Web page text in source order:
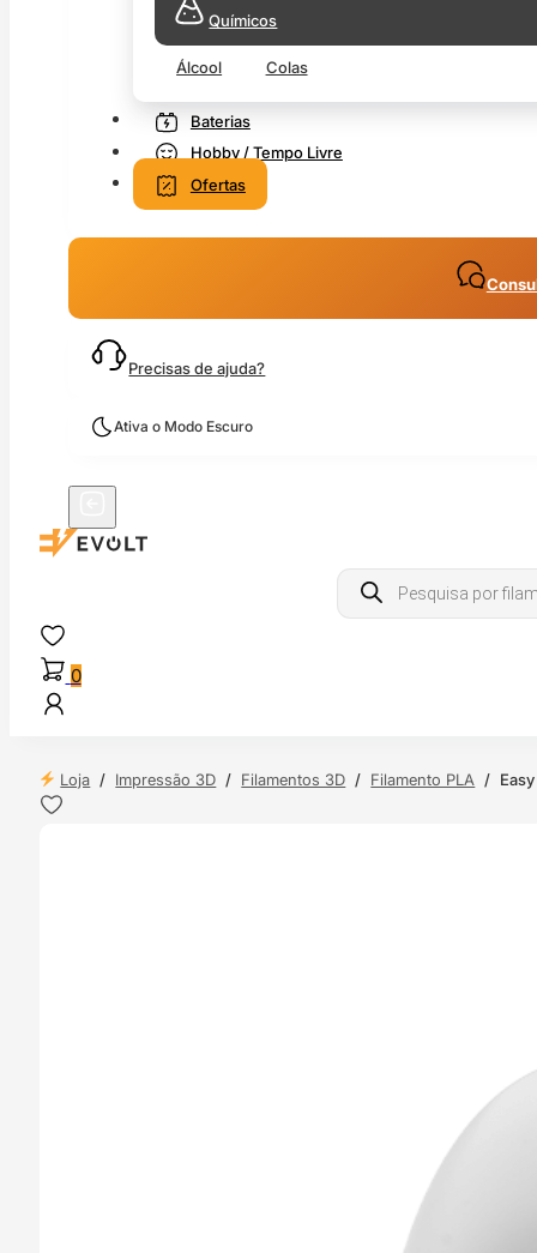
Químicos
Álcool Colas
Baterias
Hobby / Tempo Livre
Ofertas
Precisas de ajuda?
Ativa o Modo Escuro
Products
search
0
Loja / Impressão 3D / Filamentos 3D / Filamento PLA /